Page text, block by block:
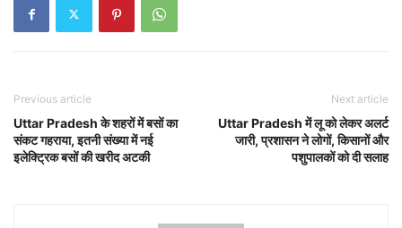
Previous article
Uttar Pradesh के शहरों में बसों का
संकट गहराया, इतनी संख्या में नई
इलेक्ट्रिक बसों की खरीद अटकी
Next article
Uttar Pradesh में लू को लेकर अलर्ट
जारी, प्रशासन ने लोगों, किसानों और
पशुपालकों को दी सलाह